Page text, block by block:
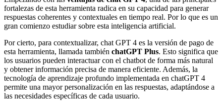
fortalezas de esta herramienta radica en su capacidad para generar
respuestas coherentes y contextuales en tiempo real. Por lo que es un
gran comienzo estudiar sobre esta inteligencia artificial.
Por cierto, para contextualizar, chat GPT 4 es la versión de pago de
esta herramienta, llamada también chatGPT Plus. Esto significa que
los usuarios pueden interactuar con el chatbot de forma más natural
y obtener información precisa de manera eficiente. Además, la
tecnología de aprendizaje profundo implementada en chatGPT 4
permite una mayor personalización en las respuestas, adaptándose a
las necesidades específicas de cada usuario.